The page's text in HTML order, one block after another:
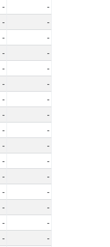
-
-
-
-
-
-
-
-
-
-
-
-
-
-
-
-
-
-
-
-
-
-
-
-
-
-
-
-
-
-
-
-